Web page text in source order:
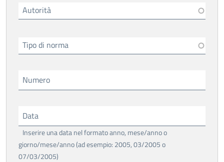
Autorità
Tipo di norma
Numero
Data
Inserire una data nel formato anno, mese/anno o
giorno/mese/anno (ad esempio: 2005, 03/2005 o
07/03/2005)